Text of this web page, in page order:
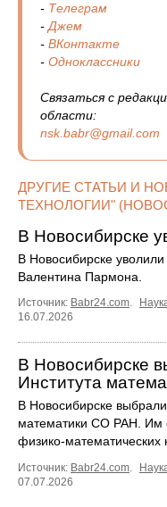
- Телеграм
-Джем
- ВКонтакте
- Одноклассники
Связаться с
области:
nsk.babr@gmail.com
ДРУГИЕ СТАТЬИ И
ТЕХНОЛОГИИ"
В Новосибирске
В Новосибирске
Валентина Пармона.
Источник: Babr24.com.
16.07.2026
В Новосибирске
Института
В Новосибирске
математики СО РАН. Им
физико-математических
Источник: Babr24.com
07.07.2026